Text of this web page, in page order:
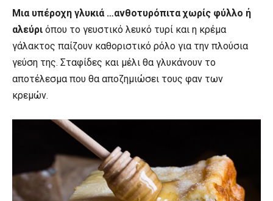
Μια υπέροχη γλυκιά …ανθοτυρόπιτα χωρίς φύλλο ή
αλεύρι όπου το γευστικό λευκό τυρί και η κρέμα
γάλακτος παίζουν καθοριστικό ρόλο για την πλούσια
γεύση της. Σταφίδες και μέλι θα γλυκάνουν το
αποτέλεσμα που θα αποζημιώσει τους φαν των
κρεμών.